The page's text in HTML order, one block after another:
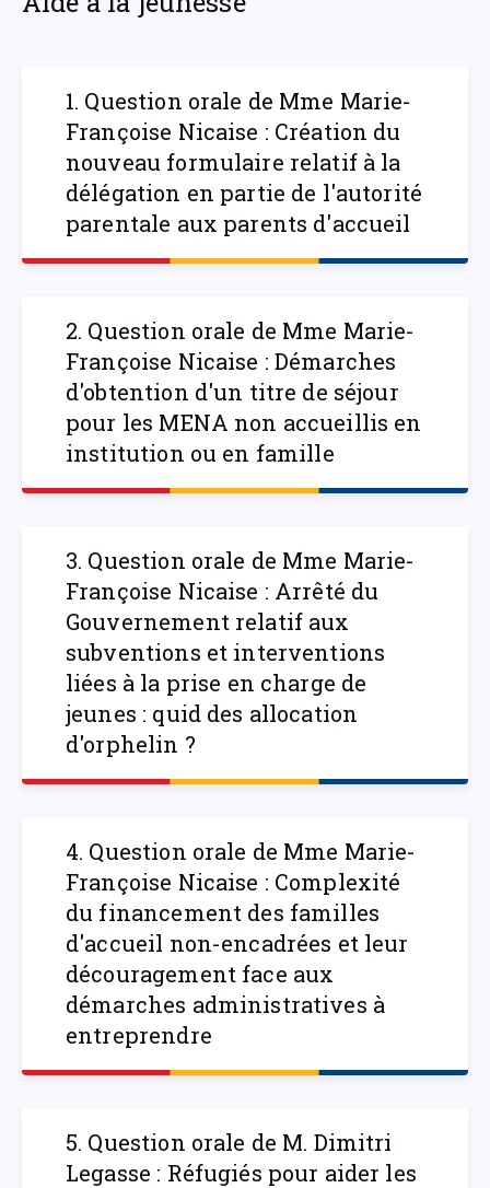
1. Question orale de Mme Marie-
Françoise Nicaise : Création du
nouveau formulaire relatif à la
délégation en partie de l'autorité
parentale aux parents d'accueil
2. Question orale de Mme Marie-
Françoise Nicaise : Démarches
d'obtention d'un titre de séjour
pour les MENA non accueillis en
institution ou en famille
3. Question orale de Mme Marie-
Françoise Nicaise : Arrêté du
Gouvernement relatif aux
subventions et interventions
liées à la prise en charge de
jeunes : quid des allocation
d'orphelin ?
4. Question orale de Mme Marie-
Françoise Nicaise : Complexité
du financement des familles
d'accueil non-encadrées et leur
découragement face aux
démarches administratives à
entreprendre
5. Question orale de M. Dimitri
Legasse : Réfugiés pour aider les